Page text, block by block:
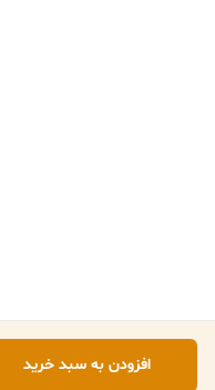
افزودن به سبد خرید